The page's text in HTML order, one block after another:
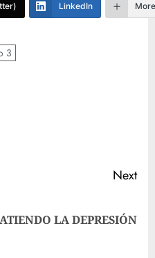
LinkedIn More
3
Next
LA DEPRESIÓN